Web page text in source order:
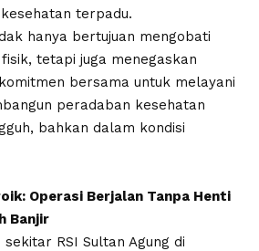
terpadu.
hanya bertujuan mengobati
tetapi juga menegaskan
bersama untuk melayani
peradaban kesehatan
bahkan dalam kondisi
Operasi Berjalan Tanpa Henti
Banjir
sekitar RSI Sultan Agung di